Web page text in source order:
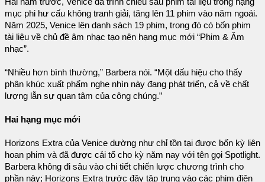
mục phi hư cấu không tranh giải, tăng lên 11 phim vào năm ngoái.
Năm 2025, Venice lên danh sách 19 phim, trong đó có bốn phim
tài liệu về chủ đề âm nhạc tạo nên hạng mục mới “Phim & Âm
nhạc”.
“Nhiều hơn bình thường,” Barbera nói. “Một dấu hiệu cho thấy
phân khúc xuất phẩm nghe nhìn này đang phát triển, cả về chất
lượng lẫn sự quan tâm của công chúng.”
Hai hạng mục mới
Horizons Extra của Venice dường như chỉ tồn tại được bốn kỳ liên
hoan phim và đã được cải tổ cho kỳ năm nay với tên gọi Spotlight.
Barbera không đi sâu vào chi tiết chiến lược chương trình cho
phần này; Horizons Extra trước đây tập trung vào các phim điện